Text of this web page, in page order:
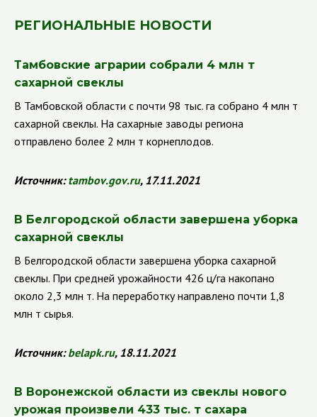
РЕГИОНАЛЬНЫЕ НОВОСТИ
Тамбовские аграрии собрали 4 млн т
сахарной свеклы
В Тамбовской области с почти 98 тыс. га собрано 4 млн т
сахарной свеклы. На сахарные заводы региона
отправлено более 2 млн т корнеплодов.
Источник:tambov.gov.ru, 17.11.2021
В Белгородской области завершена уборка
сахарной свеклы
В Белгородской области завершена уборка сахарной
свеклы. При средней урожайности 426 ц/га накопано
около 2,3 млн т. На переработку направлено почти 1,8
млн т сырья.
Источник:belapk.ru, 18.11.2021
В Воронежской области из свеклы нового
урожая произвели 433 тыс. т сахара